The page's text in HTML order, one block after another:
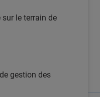
le terrain de
gestion des